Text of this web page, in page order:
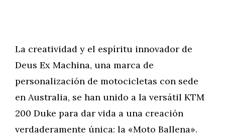
La creatividad y el espíritu innovador de
Deus Ex Machina, una marca de
personalización de motocicletas con sede
en Australia, se han unido a la versátil KTM
200 Duke para dar vida a una creación
verdaderamente única: la «Moto Ballena».